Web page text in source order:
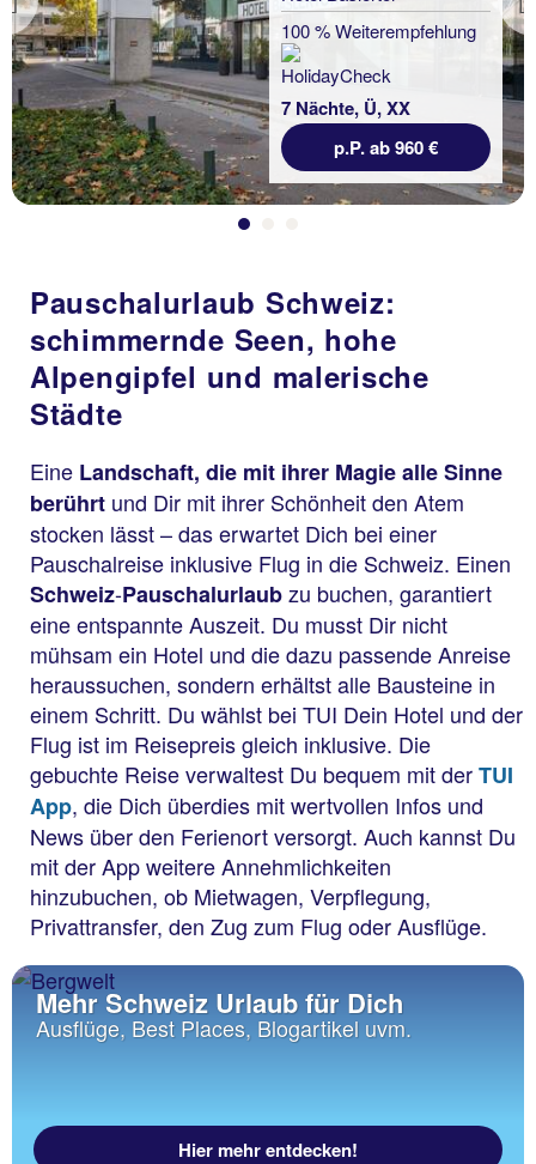
Previous
100 % Weiterempfehlung
7 Nächte, Ü, XX
p.P. ab 960 €
Pauschalurlaub Schweiz:
schimmernde Seen, hohe
Alpengipfel und malerische
Städte
Eine Landschaft, die mit ihrer Magie alle Sinne
berührt und Dir mit ihrer Schönheit den Atem
stocken lässt – das erwartet Dich bei einer
Pauschalreise inklusive Flug in die Schweiz. Einen
Schweiz-Pauschalurlaubzu buchen, garantiert
eine entspannte Auszeit. Du musst Dir nicht
mühsam ein Hotel und die dazu passende Anreise
heraussuchen, sondern erhältst alle Bausteine in
einem Schritt. Du wählst bei TUI Dein Hotel und der
Flug ist im Reisepreis gleich inklusive. Die
gebuchte Reise verwaltest Du bequem mit derTUI
App, die Dich überdies mit wertvollen Infos und
News über den Ferienort versorgt. Auch kannst Du
mit der App weitere Annehmlichkeiten
hinzubuchen, ob Mietwagen, Verpflegung,
Privattransfer, den Zug zum Flug oder Ausflüge.
Mehr Schweiz Urlaub für Dich
Ausflüge, Best Places, Blogartikel uvm.
Hier mehr entdecken!